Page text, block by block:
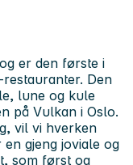
er den første i
Den
lune og kule
på Vulkan i Oslo.
vil vi hverken
gjeng joviale og
som først og